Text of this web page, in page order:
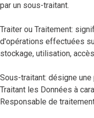
par un sous-traitant.
Traiter ou Traitement:
d'opérations effectuées
stockage, utilisation,
Sous-traitant: désigne
Traitant les Données à
Responsable de